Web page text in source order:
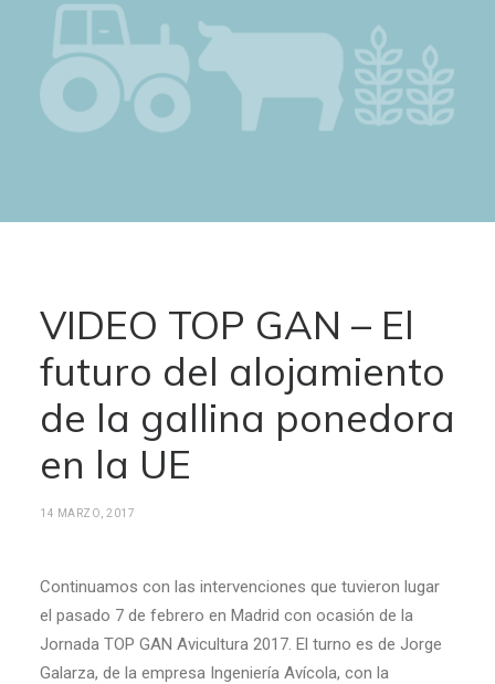
VIDEO TOP GAN – El
futuro del alojamiento
de la gallina ponedora
en la UE
14 MARZO, 2017
Continuamos con las intervenciones que tuvieron lugar
el pasado 7 de febrero en Madrid con ocasión de la
Jornada TOP GAN Avicultura 2017. El turno es de Jorge
Galarza, de la empresa Ingeniería Avícola, con la